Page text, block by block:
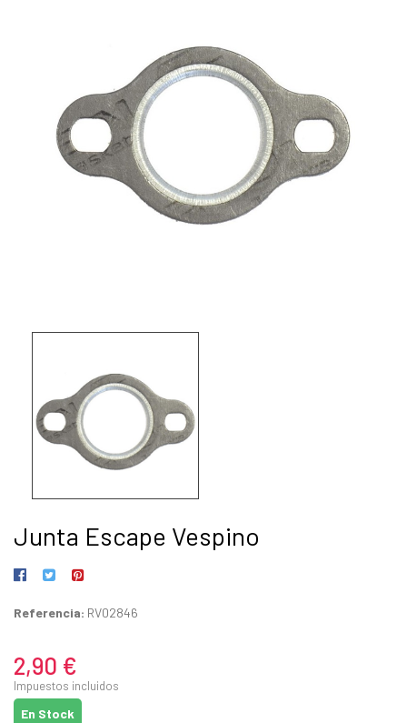
Junta Escape Vespino
Referencia: RV02846
2,90 €
Impuestos incluidos
En Stock